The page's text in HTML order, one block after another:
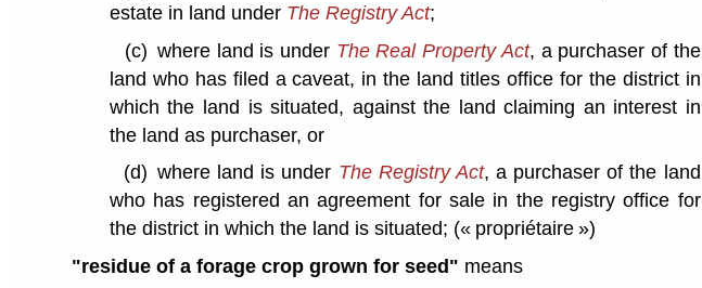
estate in land under The Registry Act;
(c) where land is under The Real Property Act, a purchaser of the
land who has filed a caveat, in the land titles office for the district in
which the land is situated, against the land claiming an interest in
the land as purchaser, or
(d) where land is under The Registry Act, a purchaser of the land
who has registered an agreement for sale in the registry office for
the district in which the land is situated; (« propriétaire »)
"residue of a forage crop grown for seed" means